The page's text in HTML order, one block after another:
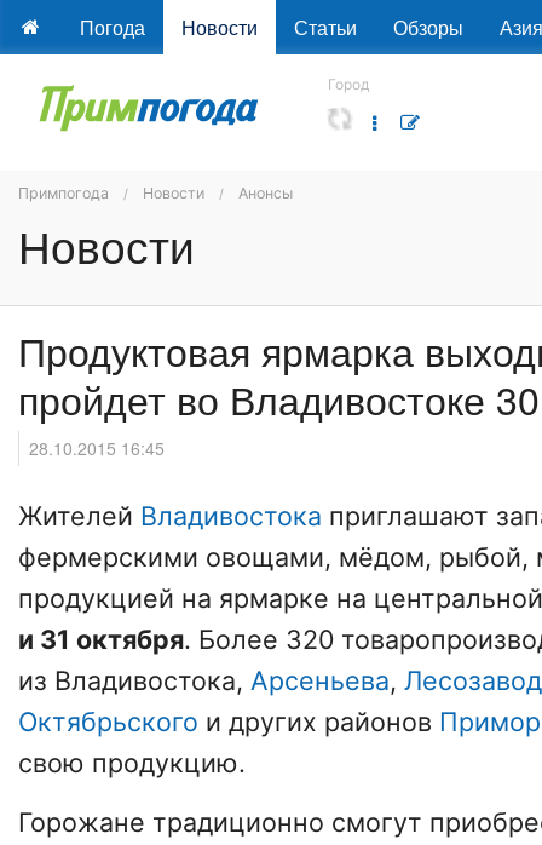
Погода Новости Статьи Обзоры Азия
Город
Примпогода Новости Анонсы
Новости
Продуктовая ярмарка
пройдет во Владивостоке
28.10.2015 16:45
Жителей Владивостока приглашают
фермерскими овощами, мёдом, рыбой,
продукцией на ярмарке на
и 31 октября. Более 320
из Владивостока, Арсеньева,
Октябрьского и других районов
свою продукцию.
Горожане традиционно смогут